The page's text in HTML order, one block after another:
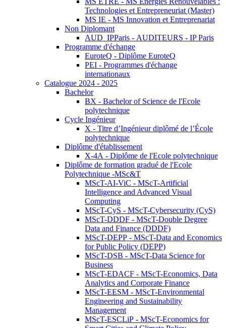
Technologies et Entrepreneuriat (Master)
MS IE - MS Innovation et Entreprenariat
Non Diplomant
AUD_IPParis - AUDITEURS - IP Paris
Programme d'échange
EuroteQ - Diplôme EuroteQ
PEI - Programmes d'échange
internationaux
Catalogue 2024 - 2025
Bachelor
BX - Bachelor of Science de l'Ecole
polytechnique
Cycle Ingénieur
X - Titre d’Ingénieur diplômé de l’École
polytechnique
Diplôme d'établissement
X-4A - Diplôme de l'Ecole polytechnique
Diplôme de formation gradué de l'Ecole
Polytechnique -MSc&T
MScT-AI-ViC - MScT-Artificial
Intelligence and Advanced Visual
Computing
MScT-CyS - MScT-Cybersecurity (CyS)
MScT-DDDF - MScT-Double Degree
Data and Finance (DDDF)
MScT-DEPP - MScT-Data and Economics
for Public Policy (DEPP)
MScT-DSB - MScT-Data Science for
Business
MScT-EDACF - MScT-Economics, Data
Analytics and Corporate Finance
MScT-EESM - MScT-Environmental
Engineering and Sustainability
Management
MScT-ESCLiP - MScT-Economics for